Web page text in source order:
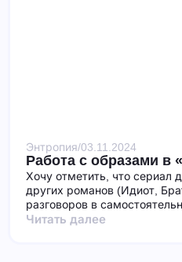
Энтропия/03.11.2024
Работа с образами в
Хочу отметить, что сериал
других романов (Идиот,
разговоров в
Читать далее